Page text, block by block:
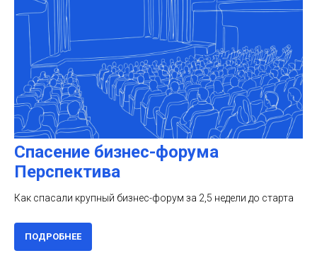
Спасение бизнес-форума
Перспектива
Как спасали крупный бизнес-форум за 2,5 недели до старта
ПОДРОБНЕЕ